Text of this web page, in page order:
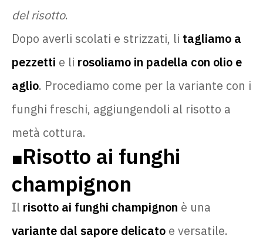
del risotto.
Dopo averli scolati e strizzati, li tagliamo a
pezzetti e li rosoliamo in padella con olio e
aglio. Procediamo come per la variante con i
funghi freschi, aggiungendoli al risotto a
metà cottura.
🟧Risotto ai funghi
champignon
Il risotto ai funghi champignon è una
variante dal sapore delicato e versatile.